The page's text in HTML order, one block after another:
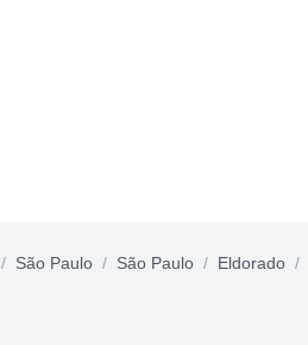
/ São Paulo / São Paulo / Eldorado /